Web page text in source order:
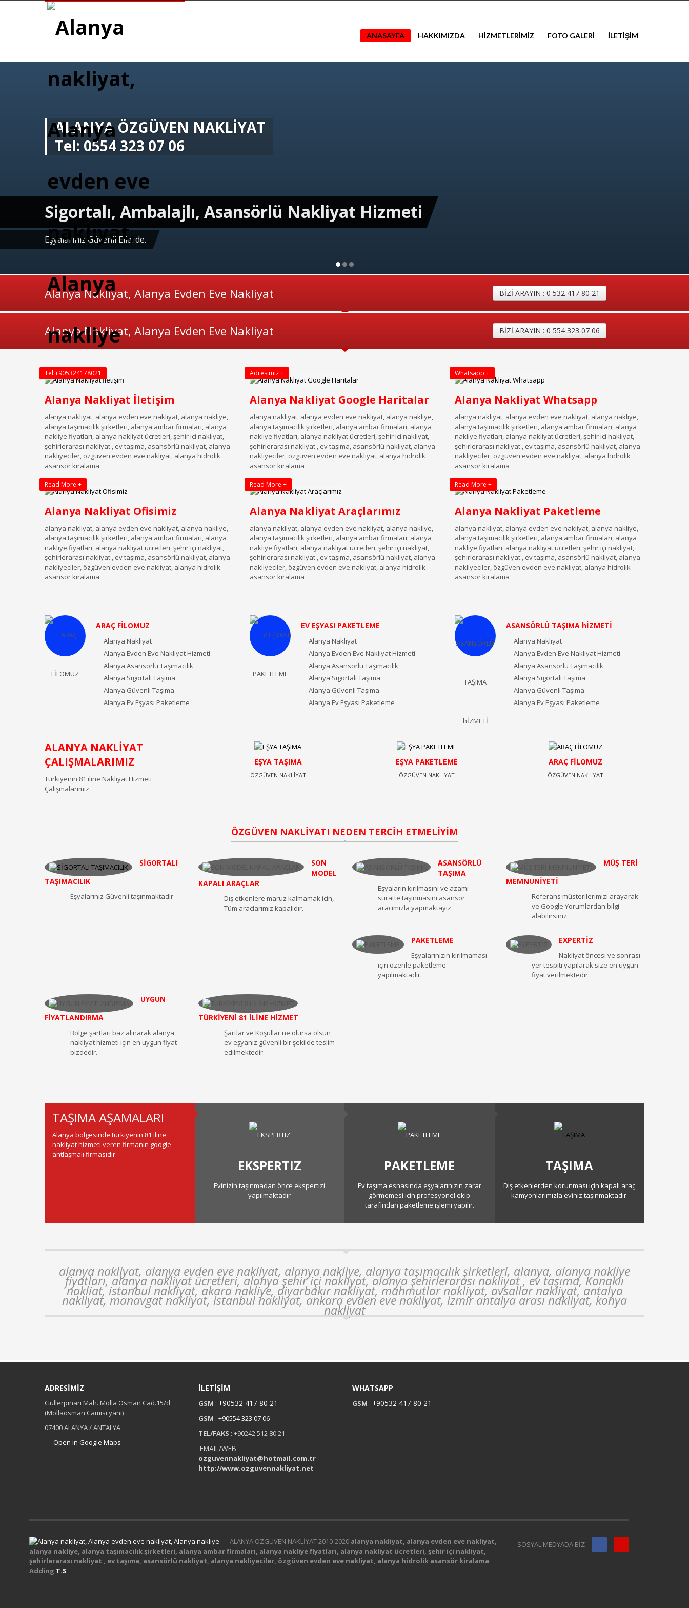
ANASAYFA HAKKIMIZDA HİZMETLERİMİZ FOTO GALERİ İLETİŞİM
ALANYA ÖZGÜVEN NAKLİYAT
Tel: 0554 323 07 06
Sigortalı, Ambalajlı, Asansörlü Nakliyat Hizmeti
Eşyalarınız Güvenli Ellerde.
Alanya Nakliyat, Alanya Evden Eve Nakliyat BİZİ ARAYIN : 0 532 417 80 21
Alanya Nakliyat, Alanya Evden Eve Nakliyat BİZİ ARAYIN : 0 554 323 07 06
Tel:+905324178021
Alanya Nakliyat İletişim
alanya nakliyat, alanya evden eve nakliyat, alanya nakliye,
alanya taşımacılık şirketleri, alanya ambar firmaları, alanya
nakliye fiyatları, alanya nakliyat ücretleri, şehir içi nakliyat,
şehirlerarası nakliyat , ev taşıma, asansörlü nakliyat, alanya
nakliyeciler, özgüven evden eve nakliyat, alanya hidrolik
asansör kiralama
Adresimiz +
Alanya Nakliyat Google Haritalar
alanya nakliyat, alanya evden eve nakliyat, alanya nakliye,
alanya taşımacılık şirketleri, alanya ambar firmaları, alanya
nakliye fiyatları, alanya nakliyat ücretleri, şehir içi nakliyat,
şehirlerarası nakliyat , ev taşıma, asansörlü nakliyat, alanya
nakliyeciler, özgüven evden eve nakliyat, alanya hidrolik
asansör kiralama
Whatsapp +
Alanya Nakliyat Whatsapp
alanya nakliyat, alanya evden eve nakliyat, alanya nakliye,
alanya taşımacılık şirketleri, alanya ambar firmaları, alanya
nakliye fiyatları, alanya nakliyat ücretleri, şehir içi nakliyat,
şehirlerarası nakliyat , ev taşıma, asansörlü nakliyat, alanya
nakliyeciler, özgüven evden eve nakliyat, alanya hidrolik
asansör kiralama
Read More +
Alanya Nakliyat Ofisimiz
alanya nakliyat, alanya evden eve nakliyat, alanya nakliye,
alanya taşımacılık şirketleri, alanya ambar firmaları, alanya
nakliye fiyatları, alanya nakliyat ücretleri, şehir içi nakliyat,
şehirlerarası nakliyat , ev taşıma, asansörlü nakliyat, alanya
nakliyeciler, özgüven evden eve nakliyat, alanya hidrolik
asansör kiralama
Read More +
Alanya Nakliyat Araçlarımız
alanya nakliyat, alanya evden eve nakliyat, alanya nakliye,
alanya taşımacılık şirketleri, alanya ambar firmaları, alanya
nakliye fiyatları, alanya nakliyat ücretleri, şehir içi nakliyat,
şehirlerarası nakliyat , ev taşıma, asansörlü nakliyat, alanya
nakliyeciler, özgüven evden eve nakliyat, alanya hidrolik
asansör kiralama
Read More +
Alanya Nakliyat Paketleme
alanya nakliyat, alanya evden eve nakliyat, alanya nakliye,
alanya taşımacılık şirketleri, alanya ambar firmaları, alanya
nakliye fiyatları, alanya nakliyat ücretleri, şehir içi nakliyat,
şehirlerarası nakliyat , ev taşıma, asansörlü nakliyat, alanya
nakliyeciler, özgüven evden eve nakliyat, alanya hidrolik
asansör kiralama
ARAÇ FİLOMUZ
Alanya Nakliyat
Alanya Evden Eve Nakliyat Hizmeti
Alanya Asansörlü Taşımacılık
Alanya Sigortalı Taşıma
Alanya Güvenli Taşıma
Alanya Ev Eşyası Paketleme
EV EŞYASI PAKETLEME
Alanya Nakliyat
Alanya Evden Eve Nakliyat Hizmeti
Alanya Asansörlü Taşımacılık
Alanya Sigortalı Taşıma
Alanya Güvenli Taşıma
Alanya Ev Eşyası Paketleme
ASANSÖRLÜ TAŞIMA hİZMETİ
Alanya Nakliyat
Alanya Evden Eve Nakliyat Hizmeti
Alanya Asansörlü Taşımacılık
Alanya Sigortalı Taşıma
Alanya Güvenli Taşıma
Alanya Ev Eşyası Paketleme
ALANYA NAKLİYAT
ÇALIŞMALARIMIZ
Türkiyenin 81 iline Nakliyat Hizmeti
Çalışmalarımız
EŞYA TAŞIMA
ÖZGÜVEN NAKLİYAT
EŞYA PAKETLEME
ÖZGÜVEN NAKLİYAT
ARAÇ FİLOMUZ
ÖZGÜVEN NAKLİYAT
ÖZGÜVEN NAKLİYATI NEDEN TERCİH ETMELİYİM
SİGORTALI
TAŞIMACILIK
Eşyalarınız Güvenli taşınmaktadır
SON
MODEL
KAPALI ARAÇLAR
Dış etkenlere maruz kalmamak için,
Tüm araçlarımız kapalıdır.
ASANSÖRLÜ
TAŞIMA
Eşyaların kırılmasını ve azami
süratte taşınmasını asansör
aracımızla yapmaktayız.
MÜŞ TERİ
MEMNUNİYETİ
Referans müsterilerimizi arayarak
ve Google Yorumlardan bilgi
alabilirsiniz.
PAKETLEME
Eşyalarınızın kırılmaması
için özenle paketleme
yapılmaktadır.
EXPERTİZ
Nakliyat öncesi ve sonrası
yer tespiti yapılarak size en uygun
fiyat verilmektedir.
UYGUN
FİYATLANDIRMA
Bölge şartları baz alınarak alanya
nakliyat hizmeti için en uygun fiyat
bizdedir.
TÜRKİYENİ 81 İLİNE HİZMET
Şartlar ve Koşullar ne olursa olsun
ev eşyanız güvenli bir şekilde teslim
edilmektedir.
TAŞIMA AŞAMALARI
Alanya bölgesinde türkiyenin 81 iline
nakliyat hizmeti veren firmanın google
antlaşmalı firmasıdır
EKSPERTIZ
Evinizin taşınmadan önce ekspertizi
yapılmaktadır
PAKETLEME
Ev taşıma esnasında eşyalarınızın zarar
görmemesi için profesyonel ekip
tarafından paketleme işlemi yapılır.
TAŞIMA
Dış etkenlerden korunması için kapalı araç
kamyonlarımızla eviniz taşınmaktadır.
alanya nakliyat, alanya evden eve nakliyat, alanya nakliye, alanya taşımacılık şirketleri, alanya, alanya nakliye
fiyatları, alanya nakliyat ücretleri, alanya şehir içi nakliyat, alanya şehirlerarası nakliyat , ev taşıma, Konaklı
nakliat, istanbul nakliyat, akara nakliye, diyarbakır nakliyat, mahmutlar nakliyat, avsallar nakliyat, antalya
nakliyat, manavgat nakliyat, istanbul nakliyat, ankara evden eve nakliyat, izmir antalya arası nakliyat, konya
nakliyat
ADRESİMİZ
Güllerpınarı Mah. Molla Osman Cad.15/d
(Mollaosman Camisi yanı)
07400 ALANYA / ANTALYA
Open in Google Maps
İLETİŞİM
GSM : +90532 417 80 21
GSM : +90554 323 07 06
TEL/FAKS : +90242 512 80 21
EMAIL/WEB
ozguvennakliyat@hotmail.com.tr
http://www.ozguvennakliyat.net
WHATSAPP
GSM : +90532 417 80 21
SOSYAL MEDYADA BİZ
ALANYA ÖZGÜVEN NAKLİYAT 2010-2020 alanya nakliyat, alanya evden eve nakliyat,
alanya nakliye, alanya taşımacılık şirketleri, alanya ambar firmaları, alanya nakliye fiyatları, alanya nakliyat ücretleri, şehir içi nakliyat,
şehirlerarası nakliyat , ev taşıma, asansörlü nakliyat, alanya nakliyeciler, özgüven evden eve nakliyat, alanya hidrolik asansör kiralama
Adding T.S